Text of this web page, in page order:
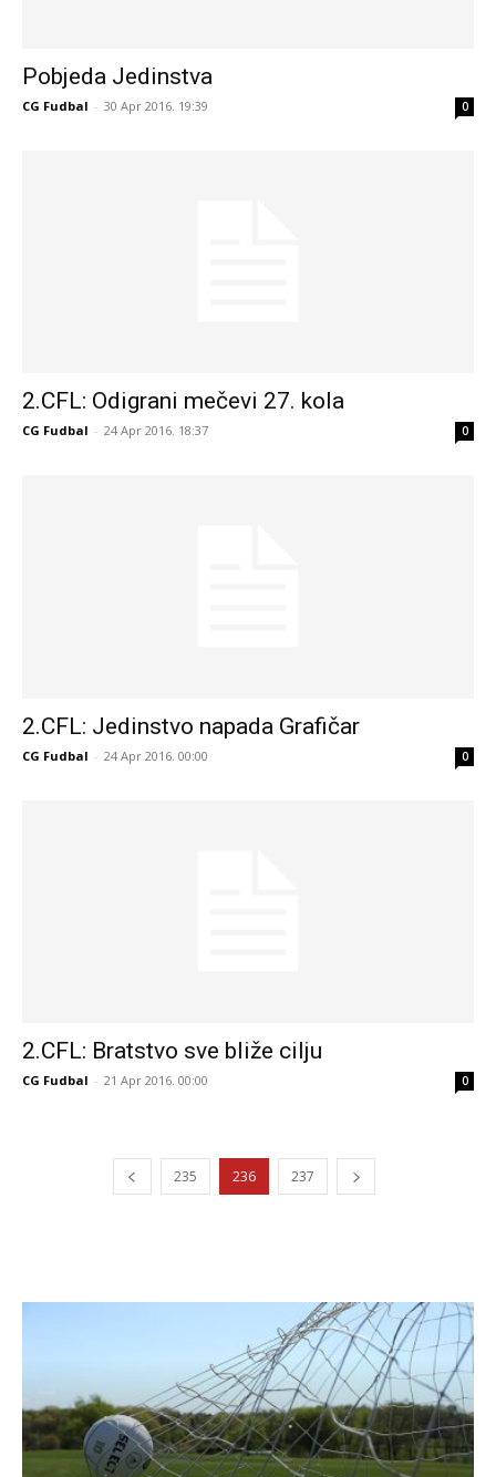
Pobjeda Jedinstva
CG Fudbal - 30 Apr 2016. 19:39 0
2.CFL: Odigrani mečevi 27. kola
CG Fudbal - 24 Apr 2016. 18:37 0
2.CFL: Jedinstvo napada Grafičar
CG Fudbal - 24 Apr 2016. 00:00 0
2.CFL: Bratstvo sve bliže cilju
CG Fudbal - 21 Apr 2016. 00:00 0
235 236 237